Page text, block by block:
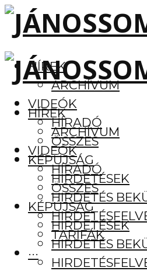
HÍREK
ARCHÍVUM
VIDEÓK
HÍRADÓ
ÖSSZES
KÉPÚJSÁG
HIRDETÉSEK
HIRDETÉS
TARIFÁK
···
HÍREK
ARCHÍVUM
VIDEÓK
HÍRADÓ
ÖSSZES
KÉPÚJSÁG
HIRDETÉSEK
HIRDETÉS